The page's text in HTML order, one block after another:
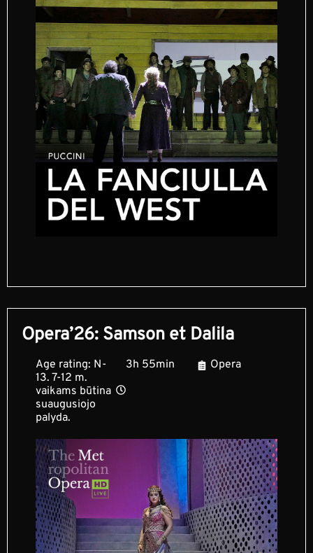
Opera’26: Samson et Dalila
Age rating: N-
13. 7-12 m.
vaikams būtina
suaugusiojo
palyda.
3h 55min Opera